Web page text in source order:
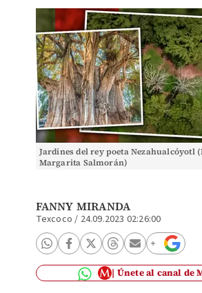
Jardines del rey poeta Nezahualcóyotl
Margarita Salmorán)
FANNY MIRANDA
Texcoco / 24.09.2023 02:26:00
Únete al canal de